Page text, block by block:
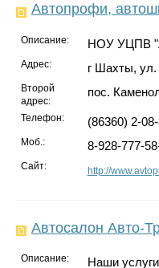
Автопрофи,
Описание: НОУ УЦПВ
Адрес: г Шахты, ул.
Второй
адрес:
пос.
Телефон: (86360) 2-
Моб.: 8-928-777-
Сайт: http://
Автосалон Авто-
Описание:
Наши